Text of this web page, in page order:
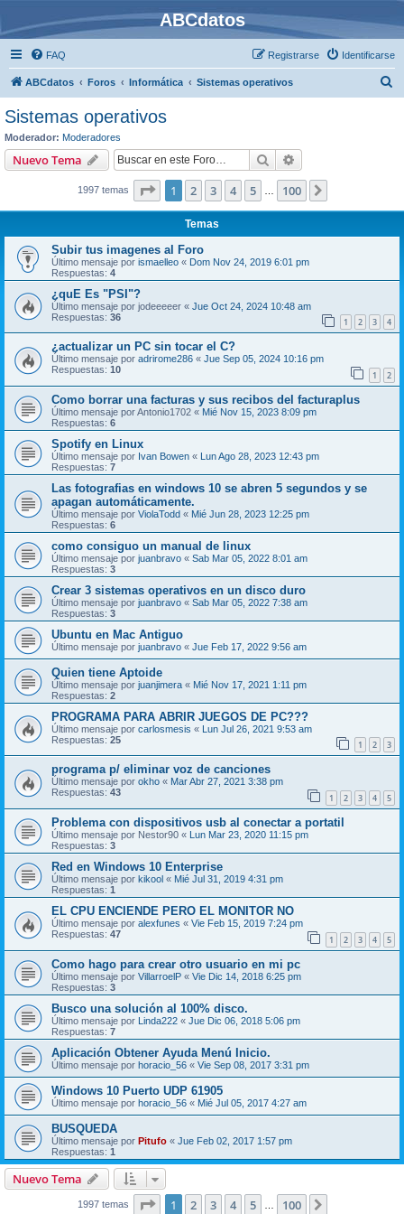
ABCdatos
FAQ Identificarse
Registrarse
ABCdatos Foros Informática Sistemas operativos
Sistemas operativos
Moderador: Moderadores
Nuevo Tema Buscar
1997 temas Página de 100
1 2 3 4 5 100
Temas
Subir tus imagenes al Foro
Último mensaje por ismaelleo « Dom Nov 24, 2019 6:01 pm
Respuestas: 4
¿quE Es "PSI"?
Último mensaje por jodeeeeer « Jue Oct 24, 2024 10:48 am
Respuestas: 36 1 2 3 4
¿actualizar un PC sin tocar el C?
Último mensaje por adrirome286 « Jue Sep 05, 2024 10:16 pm
Respuestas: 10 1 2
Como borrar una facturas y sus recibos del facturaplus
Último mensaje porAntonio1702 « Mié Nov 15, 2023 8:09 pm
Respuestas: 6
Spotify en Linux
Último mensaje por Ivan Bowen « Lun Ago 28, 2023 12:43 pm
Respuestas: 7
Las fotografias en windows 10 se abren 5 segundos y se
apagan automáticamente.
Último mensaje por ViolaTodd « Mié Jun 28, 2023 12:25 pm
Respuestas: 6
como consiguo un manual de linux
Último mensaje por juanbravo « Sab Mar 05, 2022 8:01 am
Respuestas: 3
Crear 3 sistemas operativos en un disco duro
Último mensaje por juanbravo « Sab Mar 05, 2022 7:38 am
Respuestas: 3
Ubuntu en Mac Antiguo
Último mensaje por juanbravo « Jue Feb 17, 2022 9:56 am
Quien tiene Aptoide
Último mensaje por juanjimera « Mié Nov 17, 2021 1:11 pm
Respuestas: 2
PROGRAMA PARA ABRIR JUEGOS DE PC???
Último mensaje por carlosmesis « Lun Jul 26, 2021 9:53 am
Respuestas: 25 1 2 3
programa p/ eliminar voz de canciones
Último mensaje por okho « Mar Abr 27, 2021 3:38 pm
Respuestas: 43 1 2 3 4 5
Problema con dispositivos usb al conectar a portatil
Último mensaje por Nestor90 « Lun Mar 23, 2020 11:15 pm
Respuestas: 3
Red en Windows 10 Enterprise
Último mensaje por kikool « Mié Jul 31, 2019 4:31 pm
Respuestas: 1
EL CPU ENCIENDE PERO EL MONITOR NO
Último mensaje por alexfunes « Vie Feb 15, 2019 7:24 pm
Respuestas: 47 1 2 3 4 5
Como hago para crear otro usuario en mi pc
Último mensaje por VillarroelP « Vie Dic 14, 2018 6:25 pm
Respuestas: 3
Busco una solución al 100% disco.
Último mensaje por Linda222 « Jue Dic 06, 2018 5:06 pm
Respuestas: 7
Aplicación Obtener Ayuda Menú Inicio.
Último mensaje por horacio_56 « Vie Sep 08, 2017 3:31 pm
Windows 10 Puerto UDP 61905
Último mensaje por horacio_56 « Mié Jul 05, 2017 4:27 am
BUSQUEDA
Último mensaje por Pitufo « Jue Feb 02, 2017 1:57 pm
Respuestas: 1
Nuevo Tema
1997 temas Página de 100
1 2 3 4 5 100